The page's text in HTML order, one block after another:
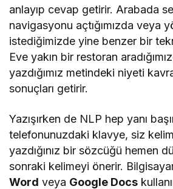
anlayıp cevap getirir. Arabada
navigasyonu açtığımızda veya
istediğimizde yine benzer bir
Eve yakın bir restoran
yazdığımız metindeki niyeti
sonuçları getirir.
Yazışırken de NLP hep yanı
telefonunuzdaki klavye, siz
yazdığınız bir sözcüğü hemen
sonraki kelimeyi önerir.
Word veya Google Docs